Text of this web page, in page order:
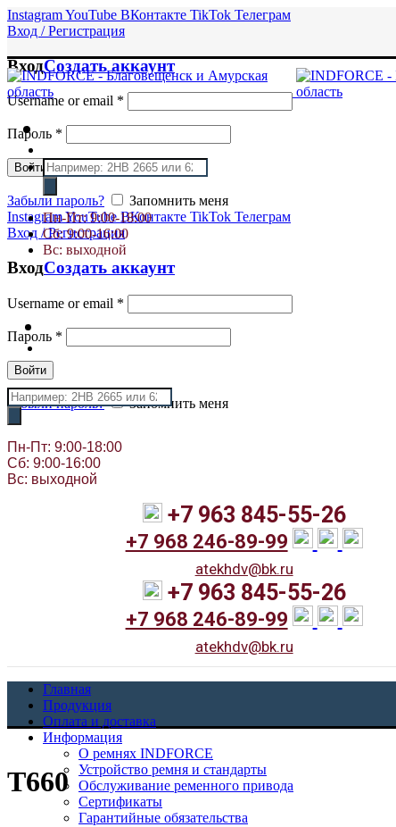
InstagramYouTube ВКонтакте TikTok Телеграм
Вход / Регистрация
ВходСоздать аккаунт
Username or email *
Пароль *
Войти
Забыли пароль?
Запомнить меня
InstagramYouTube ВКонтакте TikTok Телеграм
Вход / Регистрация
ВходСоздать аккаунт
Username or email *
Пароль *
Войти
Забыли пароль? Запомнить меня
Поиск
товаров
Пн-Пт: 9:00-18:00
Сб: 9:00-16:00
Вс: выходной
Поиск
товаров
Пн-Пт: 9:00-18:00
Сб: 9:00-16:00
Вс: выходной
+7 963 845-55-26
+7 968 246-89-99
atekhdv@bk.ru
+7 963 845-55-26
+7 968 246-89-99
atekhdv@bk.ru
Главная
Продукция
Оплата и доставка
Информация
О ремнях INDFORCE
Устройство ремня и стандарты
Обслуживание ременного привода
Сертификаты
Гарантийные обязательства
T660